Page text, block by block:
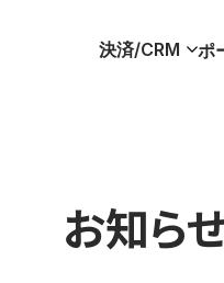
決済/CRM ポ
お知ら